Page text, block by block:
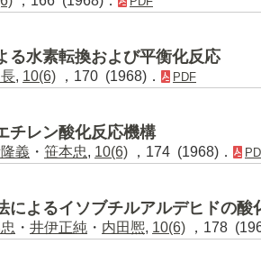
る水素転換および平衡化反応
, 10(6) ，170 (1968)． PDF
チレン酸化反応機構
義 ・ 笹本忠, 10(6) ，174 (1968)．
によるイソブチルアルデヒドの酸
・ 井伊正純 ・ 内田熈, 10(6) ，178